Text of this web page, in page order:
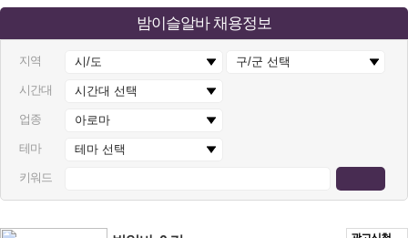
밤이슬알바 채용정보
지역
시간대
업종
테마
키워드